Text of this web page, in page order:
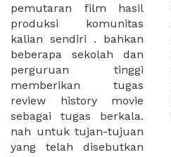
pemutaran film hasil
produksi komunitas
kalian sendiri . bahkan
beberapa sekolah dan
perguruan tinggi
memberikan tugas
review history movie
sebagai tugas berkala.
nah untuk tujan-tujuan
yang telah disebutkan
telah memberikan
solusi. kami telah
membangun kerjasama
dengan 99 tempat yang
sesuai dengan
pemutaran film. Ayo
jadwalkan pemutaran